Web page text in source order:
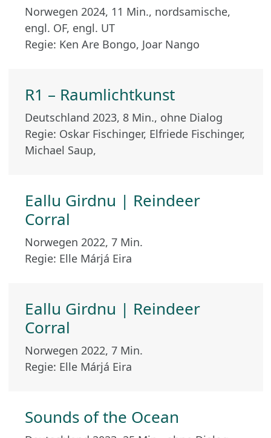
Norwegen 2024, 11 Min., nordsamische,
engl. OF, engl. UT
Regie: Ken Are Bongo, Joar Nango
R1 – Raumlichtkunst
Deutschland 2023, 8 Min., ohne Dialog
Regie: Oskar Fischinger, Elfriede Fischinger,
Michael Saup,
Eallu Girdnu | Reindeer
Corral
Norwegen 2022, 7 Min.
Regie: Elle Márjá Eira
Eallu Girdnu | Reindeer
Corral
Norwegen 2022, 7 Min.
Regie: Elle Márjá Eira
Sounds of the Ocean